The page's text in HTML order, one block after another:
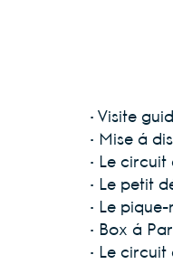
• Visite
• Mise à
• Le circuit
• Le petit
• Le
• Box à
• Le